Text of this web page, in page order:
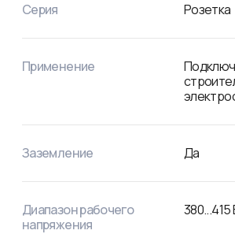
Серия Розетка
Применение
Заземление Да
Диапазон рабочего
напряжения
380...415